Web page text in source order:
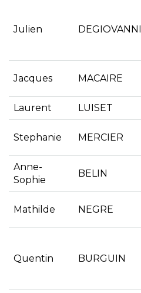
Julien DEGIOVANNI
Jacques MACAIRE
Laurent LUISET
Stephanie MERCIER
Anne-
Sophie
BELIN
Mathilde NEGRE
Quentin BURGUIN